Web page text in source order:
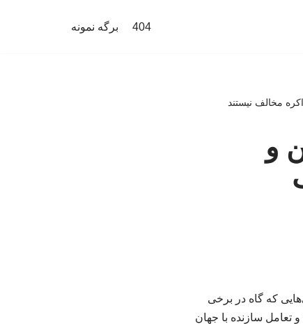
404 برگه نمونه
مخالف نیستند
و
که گاه در برخی
تعامل سازنده با جهان